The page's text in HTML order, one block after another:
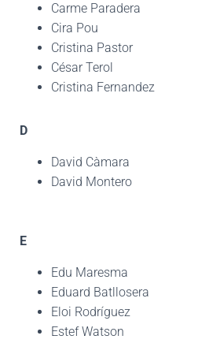
Carme Paradera
Cira Pou
Cristina Pastor
César Terol
Cristina Fernandez
D
David Càmara
David Montero
E
Edu Maresma
Eduard Batllosera
Eloi Rodríguez
Estef Watson